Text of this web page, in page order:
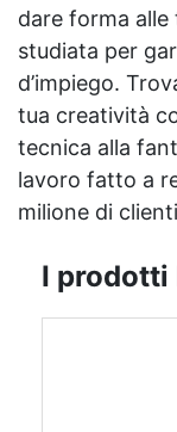
dare forma alle
studiata per
d’impiego.
tua creatività
tecnica alla
lavoro fatto a
milione di
I prodotti